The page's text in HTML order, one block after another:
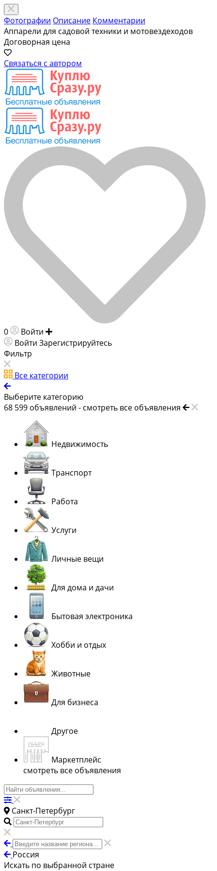
Фотографии Описание Комментарии
Аппарели для садовой техники и мотовездеходов
Договорная цена
Связаться с автором
0 Войти
Войти Зарегистрируйтесь
Фильтр
Все категории
Выберите категорию
68 599 объявлений - смотреть все объявления
Недвижимость
Транспорт
Работа
Услуги
Личные вещи
Для дома и дачи
Бытовая электроника
Хобби и отдых
Животные
Для бизнеса
Другое
Маркетплейс
смотреть все объявления
Санкт-Петербург
Россия
Искать по выбранной стране